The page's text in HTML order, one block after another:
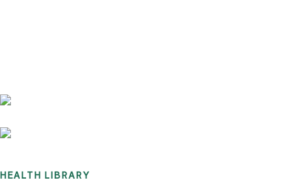
HEALTH LIBRARY